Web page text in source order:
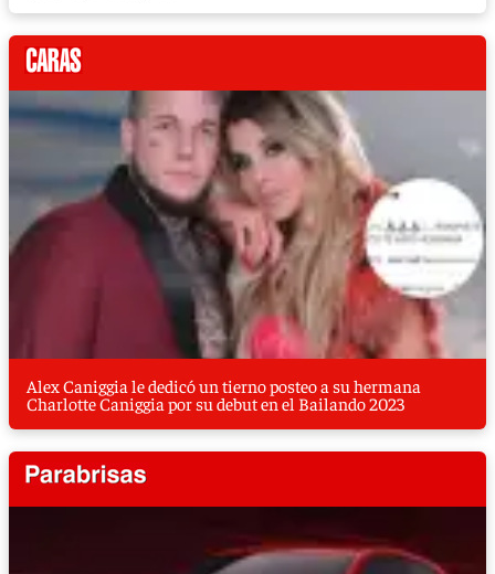
Alex Caniggia le dedicó un tierno posteo a su hermana
Charlotte Caniggia por su debut en el Bailando 2023